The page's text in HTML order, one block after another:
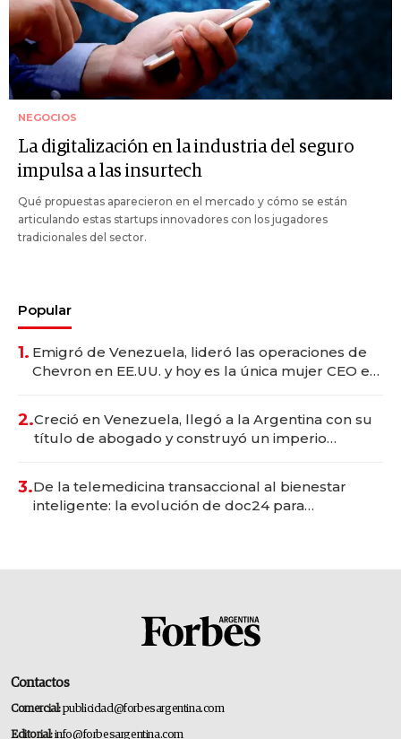
NEGOCIOS
La digitalización en la industria del seguro
impulsa a las insurtech
Qué propuestas aparecieron en el mercado y cómo se están
articulando estas startups innovadores con los jugadores
tradicionales del sector.
Popular
1. Emigró de Venezuela, lideró las operaciones de
Chevron en EE.UU. y hoy es la única mujer CEO en
2.Creció en Venezuela, llegó a la Argentina con su
título de abogado y construyó un imperio
3.De la telemedicina transaccional al bienestar
inteligente: la evolución de doc24 para
Contactos
Comercial:publicidad@forbesargentina.com
Editorial:info@forbesargentina.com